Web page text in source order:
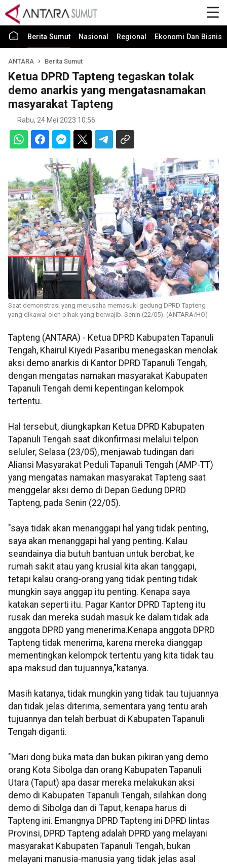
Berita Sumut Nasional Regional Ekonomi Dan Bisnis
ANTARA Berita Sumut
Ketua DPRD Tapteng tegaskan tolak
demo anarkis yang mengatasnamakan
masyarakat Tapteng
Rabu, 24 Mei 2023 10:56
Saat demonstrasi yang merusaha memasuki gedung DPRD Tapteng
yang dikawal oleh pihak yang berwajib. Senin (22/05). (ANTARA/HO)
Tapteng (ANTARA) - Ketua DPRD Kabupaten Tapanuli
Tengah, Khairul Kiyedi Pasaribu menegaskan menolak
aksi demo anarkis di Kantor DPRD Tapanuli Tengah,
dengan mengatas namakan masyarakat Kabupaten
Tapanuli Tengah demi kepentingan kelompok
tertentu.
Hal tersebut, diungkapkan Ketua DPRD Kabupaten
Tapanuli Tengah saat dikonfirmasi melalui telpon
seluler, Selasa (23/05), menjawab tudingan dari
Aliansi Masyarakat Peduli Tapanuli Tengah (AMP-TT)
yang mengatas namakan masyarakat Tapteng saat
menggelar aksi demo di Depan Gedung DPRD
Tapteng, pada Senin (22/05).
"saya tidak akan menanggapi hal yang tidak penting,
saya akan menanggapi hal yang penting. Kalau
seandainya dia butuh bantuan untuk berobat, ke
rumah sakit atau yang krusial kita akan tanggapi,
tetapi kalau orang-orang yang tidak penting tidak
mungkin saya anggap itu penting. Kenapa saya
katakan seperti itu. Pagar Kantor DPRD Tapteng itu
rusak dan mereka sudah masuk ke dalam tidak ada
anggota DPRD yang menerima.Kenapa anggota DPRD
Tapteng tidak menerima, karena mereka dianggap
mementingkan kelompok tertentu yang kita tidak tau
apa maksud dan tujuannya,"katanya.
Masih katanya, tidak mungkin yang tidak tau tujuannya
dan tidak jelas diterima, sementara yang tentu arah
tujuannya dan telah berbuat di Kabupaten Tapanuli
Tengah diganti.
"Mari dong buka mata dan bukan pikiran yang demo
orang Kota Sibolga dan orang Kabupaten Tapanuli
Utara (Taput) apa dasar mereka melakukan aksi
demo di Kabupaten Tapanuli Tengah, silahkan dong
demo di Sibolga dan di Taput, kenapa harus di
Tapteng ini. Emangnya DPRD Tapteng ini DPRD lintas
Provinsi, DPRD Tapteng adalah DPRD yang melayani
masyarakat Kabupaten Tapanuli Tengah, bukan
melayani manusia-manusia yang tidak jelas asal